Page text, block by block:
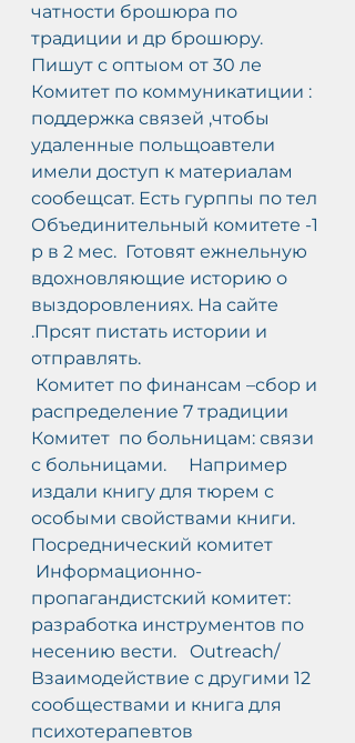
чатности брошюра по
традиции и др брошюру.
Пишут с оптыом от 30 ле
Комитет по коммуникатиции :
поддержка связей ,чтобы
удаленные польщоавтели
имели доступ к материалам
сообещсат. Есть гурппы по тел
Объединительный комитете -1
р в 2 мес.  Готовят ежнельную
вдохновляющие историю о
выздоровлениях. На сайте
.Прсят пистать истории и
отправлять.
распределение 7 традиции
Комитет  по больницам: связи
с больницами.     Например
издали книгу для тюрем с
особыми свойствами книги.
Посреднический комитет
пропагандистский комитет:
разработка инструментов по
несению вести.   Outreach/
Взаимодействие с другими 12
сообществами и книга для
психотерапевтов